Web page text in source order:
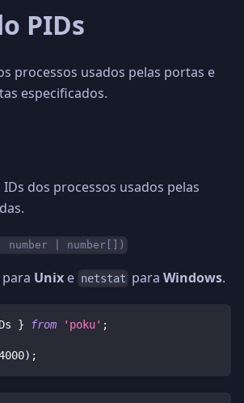
PIDs
processos usados pelas portas e
especificados.
dos processos usados pelas
number | number[])
para Unix e netstat para Windows.
} from 'poku' ;
) ;